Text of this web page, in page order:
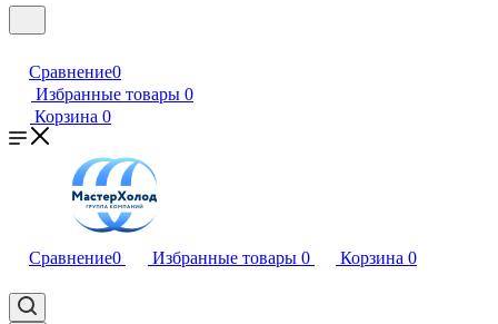
Сравнение0
Избранные товары 0
Корзина 0
Сравнение0 Избранные товары 0 Корзина 0